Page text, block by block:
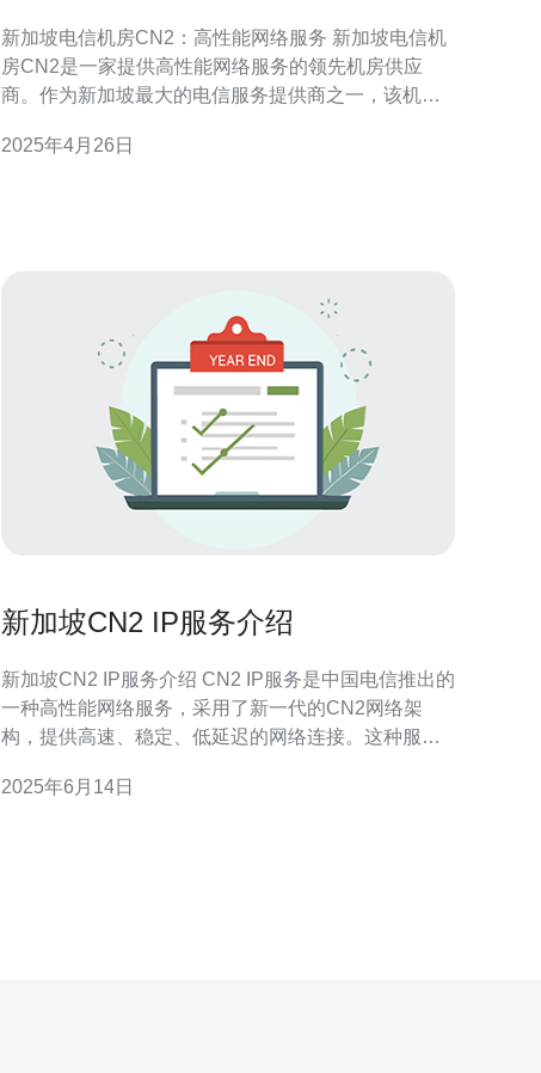
新加坡电信机房CN2：高性能网络服务 新加坡电信机
房CN2是一家提供高性能网络服务的领先机房供应
商。作为新加坡最大的电信服务提供商之一，该机房
CN2代表“ChinaNet Next Carrying Network”，是中国
2025年4月26日
新加坡CN2 IP服务介绍
新加坡CN2 IP服务介绍 CN2 IP服务是中国电信推出的
一种高性能网络服务，采用了新一代的CN2网络架
构，提供高速、稳定、低延迟的网络连接。这种服务
的云计算、数据传输等需求。 新加坡作为亚洲的重要
2025年6月14日